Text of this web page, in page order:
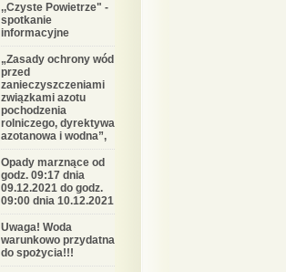
,,Czyste Powietrze" -
spotkanie
informacyjne
„Zasady ochrony wód
przed
zanieczyszczeniami
związkami azotu
pochodzenia
rolniczego, dyrektywa
azotanowa i wodna”,
Opady marznące od
godz. 09:17 dnia
09.12.2021 do godz.
09:00 dnia 10.12.2021
Uwaga! Woda
warunkowo przydatna
do spożycia!!!